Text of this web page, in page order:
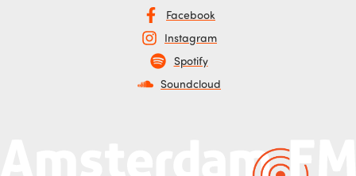
Facebook
Instagram
Spotify
Soundcloud